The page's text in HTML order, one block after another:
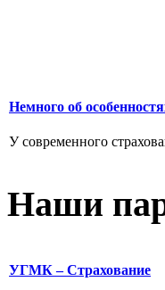
Немного об
У современного
Наши
УГМК – Страхование